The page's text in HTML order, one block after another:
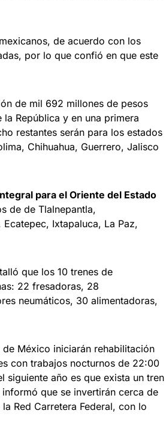
de acuerdo con los
por lo que confió en que este
de mil 692 millones de pesos
República y en una primera
restantes serán para los estados
Chihuahua, Guerrero, Jalisco
para el Oriente del Estado
de de Tlalnepantla,
Ixtapaluca, La Paz,
que los 10 trenes de
22 fresadoras, 28
neumáticos, 30 alimentadoras,
México iniciarán rehabilitación
con trabajos nocturnos de 22:00
siguiente año es que exista un tren
que se invertirán cerca de
Red Carretera Federal, con lo